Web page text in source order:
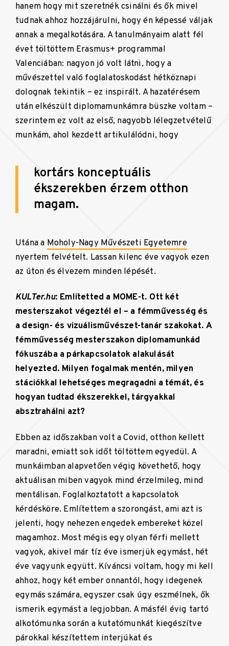
hanem hogy mit szeretnék csinálni és ők mivel
tudnak ahhoz hozzájárulni, hogy én képessé váljak
annak a megalkotására. A tanulmányaim alatt fél
évet töltöttem Erasmus+ programmal
Valenciában: nagyon jó volt látni, hogy a
művészettel való foglalatoskodást hétköznapi
dolognak tekintik – ez inspirált. A hazatérésem
után elkészült diplomamunkámra büszke voltam –
szerintem ez volt az első, nagyobb lélegzetvételű
munkám, ahol kezdett artikulálódni, hogy
kortárs konceptuális
ékszerekben érzem otthon
magam.
Utána a Moholy-Nagy Művészeti Egyetemre
nyertem felvételt. Lassan kilenc éve vagyok ezen
az úton és élvezem minden lépését.
KULTer.hu: Említetted a MOME-t. Ott két
mesterszakot végeztél el – a fémművesség és
a design- és vizuálisművészet-tanár szakokat. A
fémművesség mesterszakon diplomamunkád
fókuszába a párkapcsolatok alakulását
helyezted. Milyen fogalmak mentén, milyen
stációkkal lehetséges megragadni a témát, és
hogyan tudtad ékszerekkel, tárgyakkal
absztrahálni azt?
Ebben az időszakban volt a Covid, otthon kellett
maradni, emiatt sok időt töltöttem egyedül. A
munkáimban alapvetően végig követhető, hogy
aktuálisan miben vagyok mind érzelmileg, mind
mentálisan. Foglalkoztatott a kapcsolatok
kérdésköre. Említettem a szorongást, ami azt is
jelenti, hogy nehezen engedek embereket közel
magamhoz. Most mégis egy olyan férfi mellett
vagyok, akivel már tíz éve ismerjük egymást, hét
éve vagyunk együtt. Kíváncsi voltam, hogy mi kell
ahhoz, hogy két ember onnantól, hogy idegenek
egymás számára, egyszer csak úgy eszmélnek, ők
ismerik egymást a legjobban. A másfél évig tartó
alkotómunka során a kutatómunkát kiegészítve
párokkal készítettem interjúkat és